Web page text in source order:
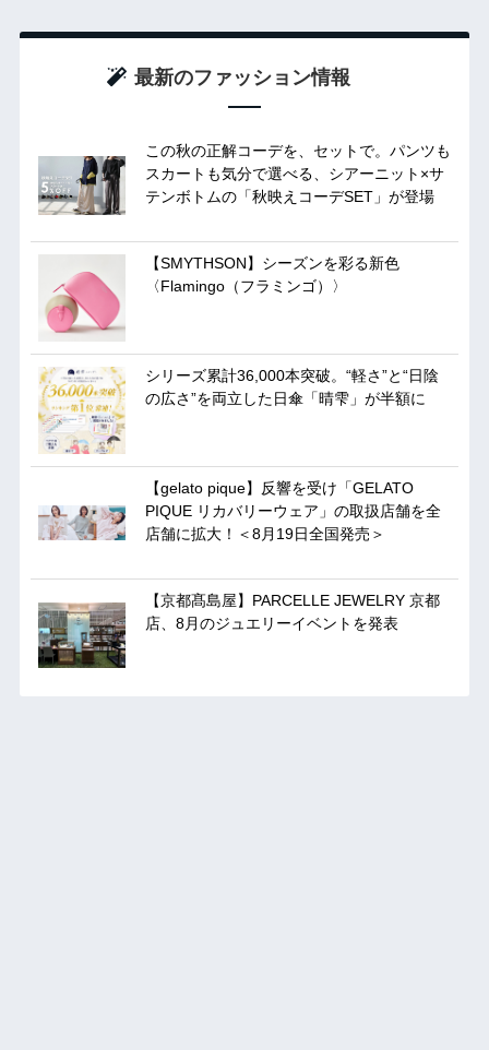
最新のファッション情報
この秋の正解コーデを、セットで。パンツも
スカートも気分で選べる、シアーニット×サ
テンボトムの「秋映えコーデSET」が登場
【SMYTHSON】シーズンを彩る新色
〈Flamingo（フラミンゴ）〉
シリーズ累計36,000本突破。“軽さ”と“日陰
の広さ”を両立した日傘「晴雫」が半額に
【gelato pique】反響を受け「GELATO
PIQUE リカバリーウェア」の取扱店舗を全
店舗に拡大！＜8月19日全国発売＞
【京都髙島屋】PARCELLE JEWELRY 京都
店、8月のジュエリーイベントを発表